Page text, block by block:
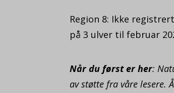
Region 8: Ikke
på 3 ulver til februar
Når du først er her:
av støtte fra våre lesere.